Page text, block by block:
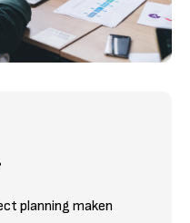
planning maken